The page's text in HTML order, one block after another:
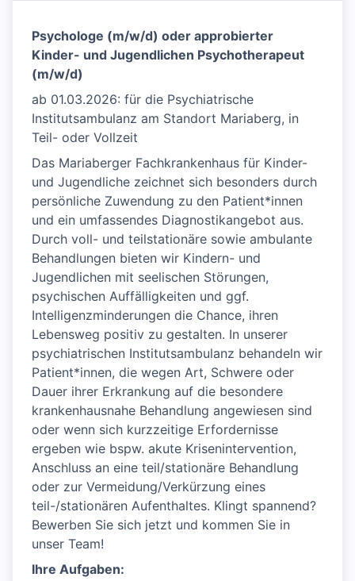
Psychologe (m/w/d) oder approbierter
Kinder- und Jugendlichen Psychotherapeut
(m/w/d)
ab 01.03.2026: für die Psychiatrische
Institutsambulanz am Standort Mariaberg, in
Teil- oder Vollzeit
Das Mariaberger Fachkrankenhaus für Kinder-
und Jugendliche zeichnet sich besonders durch
persönliche Zuwendung zu den Patient*innen
und ein umfassendes Diagnostikangebot aus.
Durch voll- und teilstationäre sowie ambulante
Behandlungen bieten wir Kindern- und
Jugendlichen mit seelischen Störungen,
psychischen Auffälligkeiten und ggf.
Intelligenzminderungen die Chance, ihren
Lebensweg positiv zu gestalten. In unserer
psychiatrischen Institutsambulanz behandeln wir
Patient*innen, die wegen Art, Schwere oder
Dauer ihrer Erkrankung auf die besondere
krankenhausnahe Behandlung angewiesen sind
oder wenn sich kurzzeitige Erfordernisse
ergeben wie bspw. akute Krisenintervention,
Anschluss an eine teil/stationäre Behandlung
oder zur Vermeidung/Verkürzung eines
teil-/stationären Aufenthaltes. Klingt spannend?
Bewerben Sie sich jetzt und kommen Sie in
unser Team!
Ihre Aufgaben: